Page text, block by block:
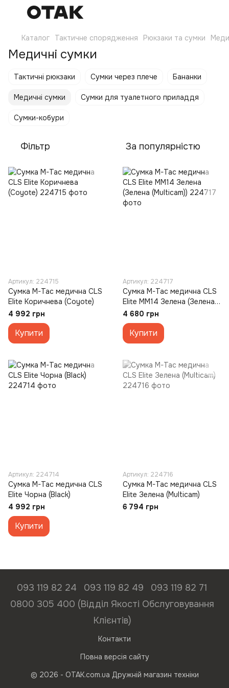
Каталог Тактичне спорядження Рюкзаки та сумки
Медичні сумки
Тактичні рюкзаки Сумки через плече Бананки
Медичні сумки Сумки для туалетного приладдя
Сумки-кобури
Фільтр За популярністю
Артикул: 224715
Сумка M-Tac медична CLS
Elite Коричнева (Coyote)
4 992 грн
Купити
Артикул: 224717
Сумка M-Tac медична CLS
Elite MM14 Зелена (Зелена
(Multicam))
4 680 грн
Купити
Артикул: 224714
Сумка M-Tac медична CLS
Elite Чорна (Black)
4 992 грн
Купити
Артикул: 224716
Сумка M-Tac медична CLS
Elite Зелена (Multicam)
6 794 грн
093 119 82 24 093 119 82 49
093 119 82 71
0800 305 400 (Відділ Якості Обслуговування
Клієнтів)
Контакти
Повна версія сайту
© 2026 - ОТАК.com.ua Дружній магазин техніки